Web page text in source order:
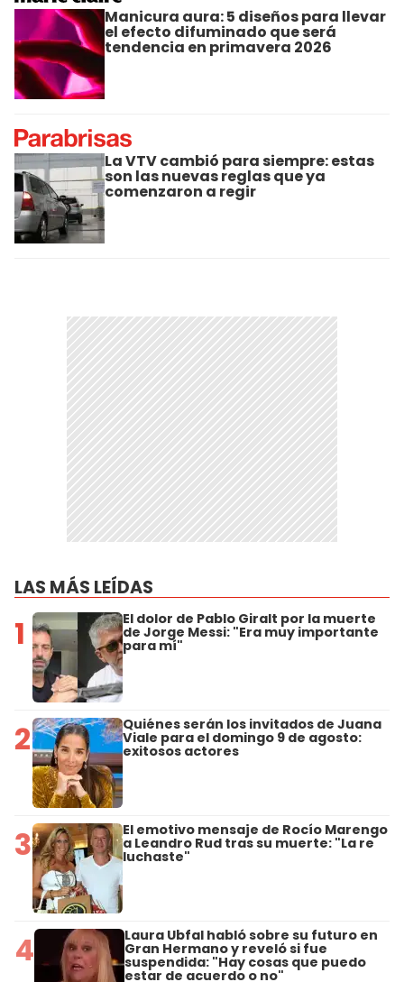
Manicura aura: 5 diseños para llevar
el efecto difuminado que será
tendencia en primavera 2026
La VTV cambió para siempre: estas
son las nuevas reglas que ya
comenzaron a regir
LAS MÁS LEÍDAS
1 El dolor de Pablo Giralt por la muerte
de Jorge Messi: "Era muy importante
para mí"
2 Quiénes serán los invitados de Juana
Viale para el domingo 9 de agosto:
exitosos actores
3 El emotivo mensaje de Rocío Marengo
a Leandro Rud tras su muerte: "La re
luchaste"
4 Laura Ubfal habló sobre su futuro en
Gran Hermano y reveló si fue
suspendida: "Hay cosas que puedo
estar de acuerdo o no"